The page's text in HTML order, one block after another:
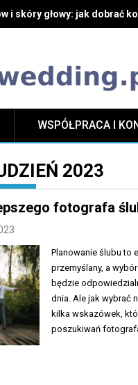
i skóry głowy: jak dobrać
WSPÓŁPRACA I
2023
fotografa
Planowanie ślubu to
przemyślany, a
będzie
dnia. Ale jak wybrać
kilka wskazówek,
poszukiwań